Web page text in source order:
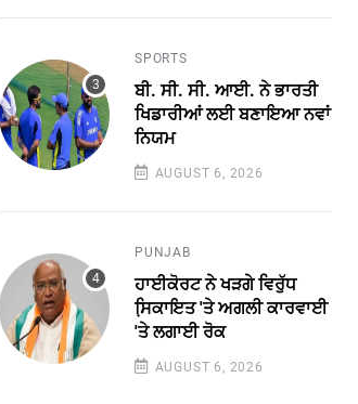
SPORTS
ਬੀ. ਸੀ. ਸੀ. ਆਈ. ਨੇ ਭਾਰਤੀ
ਖਿਡਾਰੀਆਂ ਲਈ ਬਣਾਇਆ ਨਵਾਂ
ਨਿਯਮ
AUGUST 6, 2026
PUNJAB
ਹਾਈਕੋਰਟ ਨੇ ਖੜਗੇ ਵਿਰੁੱਧ
ਸਿ਼ਕਾਇਤ 'ਤੇ ਅਗਲੀ ਕਾਰਵਾਈ
'ਤੇ ਲਗਾਈ ਰੋਕ
AUGUST 6, 2026